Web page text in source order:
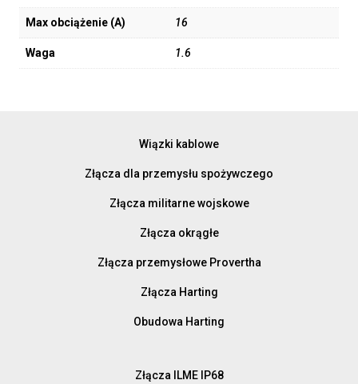
Max obciążenie (A) 16
Waga 1.6
Wiązki kablowe
Złącza dla przemysłu spożywczego
Złącza militarne wojskowe
Złącza okrągłe
Złącza przemysłowe Provertha
Złącza Harting
Obudowa Harting
Złącza ILME IP68